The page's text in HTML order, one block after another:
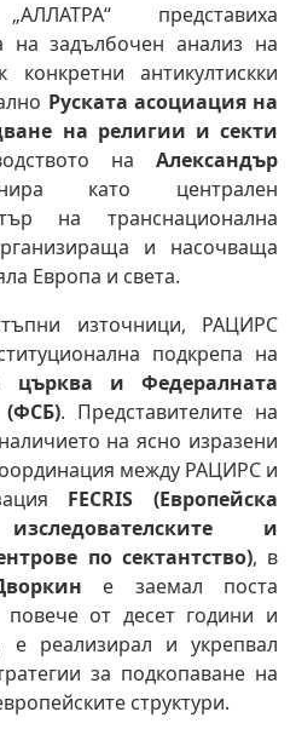
представиха
на задълбочен анализ на
антикултискки
Руската асоциация на
на религии и секти
на Александър
като централен
на транснационална
и насочваща
Европа и света.
източници, РАЦИРС
подкрепа на
църква и Федералната
(ФСБ). Представителите на
на ясно изразени
между РАЦИРС и
FECRIS (Европейска
и
по сектантство), в
е заемал поста
повече от десет години и
е реализирал и укрепвал
за подкопаване на
структури.